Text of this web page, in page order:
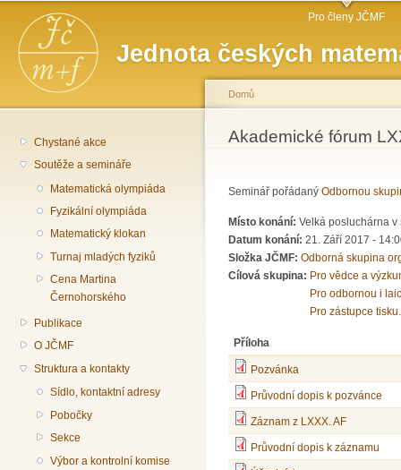
Jednota českých
Hlavní menu Pro členy JČMF
Chystané akce
Soutěže a semináře
Matematická olympiáda
Fyzikální olympiáda
Matematický klokan
Turnaj mladých fyziků
Cena Martina
Černohorského
Publikace
O JČMF
Struktura a kontakty
Sídlo, kontaktní adresy
Pobočky
Sekce
Výbor a kontrolní komise
Jste zde
Domů
Akademické fórum
Seminář pořádaný Odbornou
Místo konání: Velká posluchárna v
Datum konání: 21. Září 2017 -
Složka JČMF: Odborná skupina
Cílová skupina: Pro vědce a
Pro odbornou i
Pro zástupce tisku.
Příloha
Pozvánka
Průvodní dopis k pozvánce
Záznam z LXXX. AF
Průvodní dopis k záznamu